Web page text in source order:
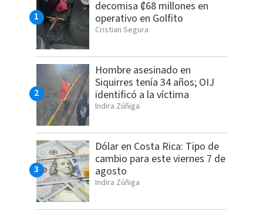
decomisa ₡68 millones en
operativo en Golfito
Cristian Segura
Hombre asesinado en
Siquirres tenía 34 años; OIJ
identificó a la víctima
Indira Zúñiga
Dólar en Costa Rica: Tipo de
cambio para este viernes 7 de
agosto
Indira Zúñiga